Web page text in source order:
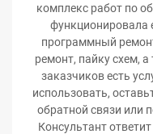
комплекс работ по
функционировала
программный
ремонт, пайку схем,
заказчиков есть
использовать,
обратной связи или
Консультант